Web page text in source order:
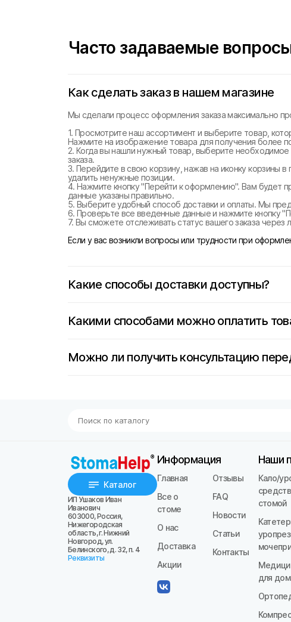
Часто задаваемые
Как сделать заказ в нашем магазине
Мы сделали процесс оформления заказа максимально
1. Просмотрите наш ассортимент и выберите товар,
Нажмите на изображение товара для получения более
2. Когда вы нашли нужный товар, выберите
заказа.
3. Перейдите в свою корзину, нажав на иконку корзины
удалить ненужные позиции.
4. Нажмите кнопку "Перейти к оформлению". Вам будет
данные указаны правильно.
5. Выберите удобный способ доставки и оплаты. Мы
6. Проверьте все введенные данные и нажмите кнопку
7. Вы сможете отслеживать статус вашего заказа
Если у вас возникли вопросы или трудности при
Какие способы доставки доступны?
Какими способами можно оплатить
Можно ли получить консультацию
Каталог
ИП Ушаков Иван
Иванович
603000, Россия,
Нижегородская
область, г. Нижний
Новгород, ул.
Белинского, д. 32, п. 4
Реквизиты
Информация
Главная
Все о
стоме
О нас
Доставка
Акции
Отзывы
FAQ
Новости
Статьи
Контакты
Наши
Кало/
стомой
для